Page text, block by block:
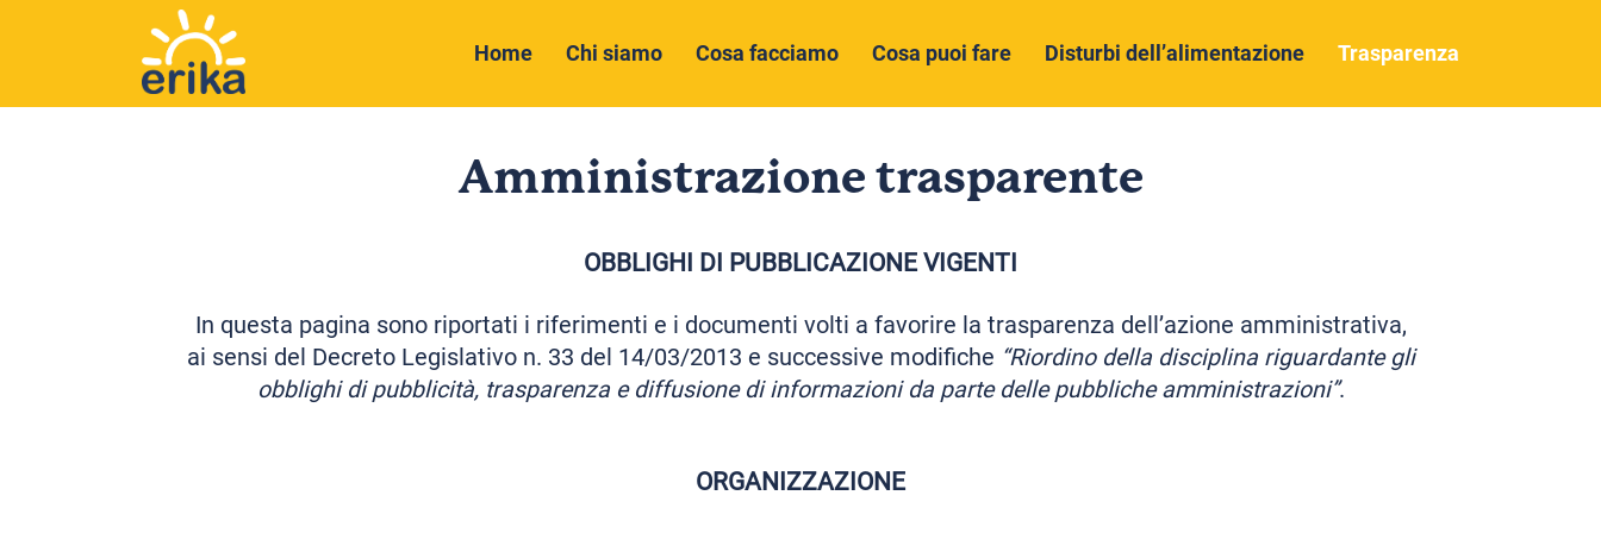
Home Chi siamo Cosa facciamo Cosa puoi fare Disturbi dell’alimentazione Trasparenza
Amministrazione trasparente
OBBLIGHI DI PUBBLICAZIONE VIGENTI
In questa pagina sono riportati i riferimenti e i documenti volti a favorire la trasparenza dell’azione amministrativa,
ai sensi del Decreto Legislativo n. 33 del 14/03/2013 e successive modifiche “Riordino della disciplina riguardante gli
obblighi di pubblicità, trasparenza e diffusione di informazioni da parte delle pubbliche amministrazioni”.
ORGANIZZAZIONE